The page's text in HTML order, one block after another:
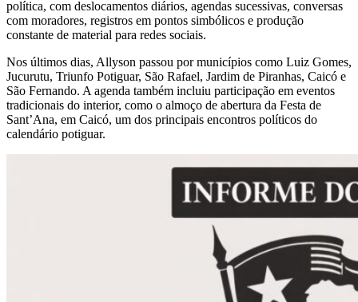
política, com deslocamentos diários, agendas sucessivas, conversas
com moradores, registros em pontos simbólicos e produção
constante de material para redes sociais.
Nos últimos dias, Allyson passou por municípios como Luiz Gomes,
Jucurutu, Triunfo Potiguar, São Rafael, Jardim de Piranhas, Caicó e
São Fernando. A agenda também incluiu participação em eventos
tradicionais do interior, como o almoço de abertura da Festa de
Sant’Ana, em Caicó, um dos principais encontros políticos do
calendário potiguar.